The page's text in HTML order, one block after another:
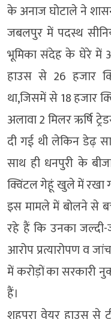
के अनाज घोटाले ने
जबलपुर में पदस्थ
भूमिका संदेह के घेरे में
हाउस से 26 हजार
था,जिसमें से 18 हजार
अलावा 2 मिलर ऋर्षि
दी गई थी लेकिन डेढ़
साथ ही धनपुरी के
क्विंटल गेहूं खुले में रखा
इस मामले में बोलने से
रहे हैं कि उनका जल्दी-
आरोप प्रत्यारोपण व
में करोड़ों का सरकारी
हैं।